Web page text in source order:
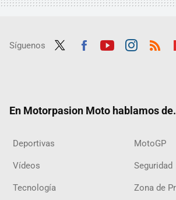
Síguenos
En Motorpasion Moto hablamos
Deportivas MotoGP
Vídeos Seguridad
Tecnología Zona de